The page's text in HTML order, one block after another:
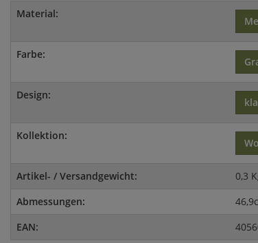
Material:
Farbe:
Design:
Kollektion:
Artikel- / Versandgewicht:
0,3
Abmessungen:
EAN: